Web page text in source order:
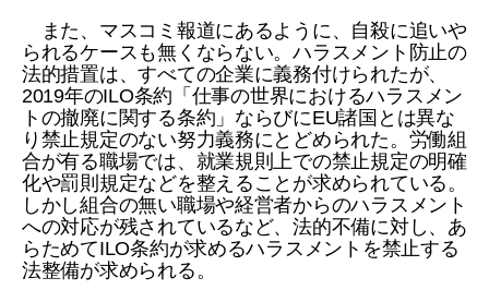
また、マスコミ報道にあるように、自殺に追いや
られるケースも無くならない。ハラスメント防止の
法的措置は、すべての企業に義務付けられたが、
2019年のILO条約「仕事の世界におけるハラスメン
トの撤廃に関する条約」ならびにEU諸国とは異な
り禁止規定のない努力義務にとどめられた。労働組
合が有る職場では、就業規則上での禁止規定の明確
化や罰則規定などを整えることが求められている。
しかし組合の無い職場や経営者からのハラスメント
への対応が残されているなど、法的不備に対し、あ
らためてILO条約が求めるハラスメントを禁止する
法整備が求められる。